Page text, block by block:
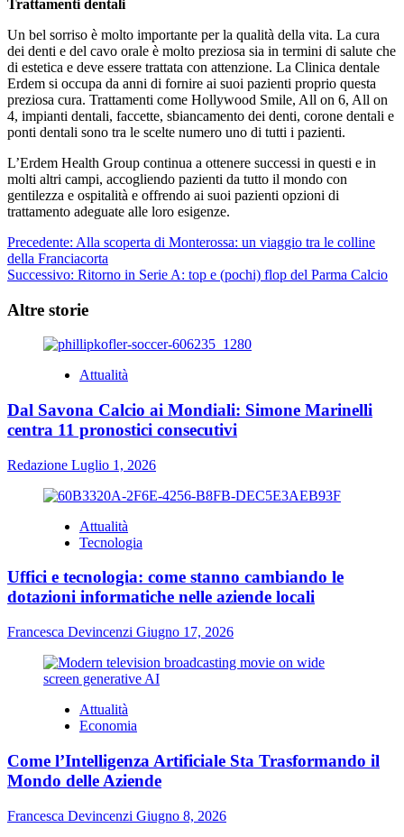
Trattamenti dentali
Un bel sorriso è molto importante per la qualità della vita. La cura
dei denti e del cavo orale è molto preziosa sia in termini di salute che
di estetica e deve essere trattata con attenzione. La Clinica dentale
Erdem si occupa da anni di fornire ai suoi pazienti proprio questa
preziosa cura. Trattamenti come Hollywood Smile, All on 6, All on
4, impianti dentali, faccette, sbiancamento dei denti, corone dentali e
ponti dentali sono tra le scelte numero uno di tutti i pazienti.
L’Erdem Health Group continua a ottenere successi in questi e in
molti altri campi, accogliendo pazienti da tutto il mondo con
gentilezza e ospitalità e offrendo ai suoi pazienti opzioni di
trattamento adeguate alle loro esigenze.
Navigazione
articolo
Precedente: Alla scoperta di Monterossa: un viaggio tra le colline
della Franciacorta
Successivo: Ritorno in Serie A: top e (pochi) flop del Parma Calcio
Altre storie
Attualità
Dal Savona Calcio ai Mondiali: Simone Marinelli
centra 11 pronostici consecutivi
Redazione Luglio 1, 2026
Attualità
Tecnologia
Uffici e tecnologia: come stanno cambiando le
dotazioni informatiche nelle aziende locali
Francesca Devincenzi Giugno 17, 2026
Attualità
Economia
Come l’Intelligenza Artificiale Sta Trasformando il
Mondo delle Aziende
Francesca Devincenzi Giugno 8, 2026